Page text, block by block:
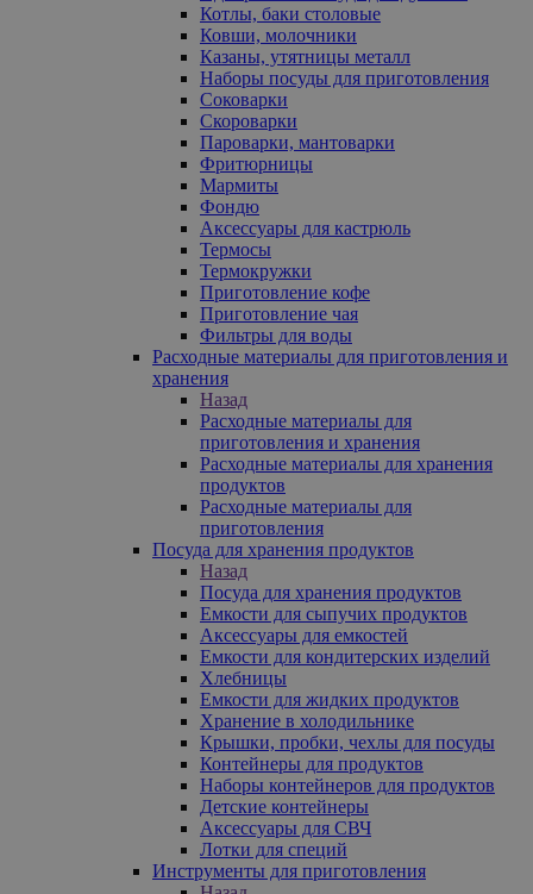
Котлы, баки столовые
Ковши, молочники
Казаны, утятницы металл
Наборы посуды для приготовления
Соковарки
Скороварки
Пароварки, мантоварки
Фритюрницы
Мармиты
Фондю
Аксессуары для кастрюль
Термосы
Термокружки
Приготовление кофе
Приготовление чая
Фильтры для воды
Расходные материалы для приготовления и
хранения
Назад
Расходные материалы для
приготовления и хранения
Расходные материалы для хранения
продуктов
Расходные материалы для
приготовления
Посуда для хранения продуктов
Назад
Посуда для хранения продуктов
Емкости для сыпучих продуктов
Аксессуары для емкостей
Емкости для кондитерских изделий
Хлебницы
Емкости для жидких продуктов
Хранение в холодильнике
Крышки, пробки, чехлы для посуды
Контейнеры для продуктов
Наборы контейнеров для продуктов
Детские контейнеры
Аксессуары для СВЧ
Лотки для специй
Инструменты для приготовления